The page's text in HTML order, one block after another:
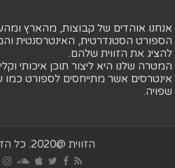
אנחנו אוהדים של קבוצות, מהארץ
הספורט הסטנדרטית, האינטרסנטית
להציג את הזווית שלהם.
המטרה שלנו היא ליצור תוכן איכותי
אינטרסים אשר מתייחסים לספורט כמו
שפויה.
הזווית @2020. כל הזכויות שמורות